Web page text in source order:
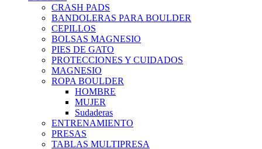
CRASH PADS
BANDOLERAS PARA BOULDER
CEPILLOS
BOLSAS MAGNESIO
PIES DE GATO
PROTECCIONES Y CUIDADOS
MAGNESIO
ROPA BOULDER
HOMBRE
MUJER
Sudaderas
ENTRENAMIENTO
PRESAS
TABLAS MULTIPRESA